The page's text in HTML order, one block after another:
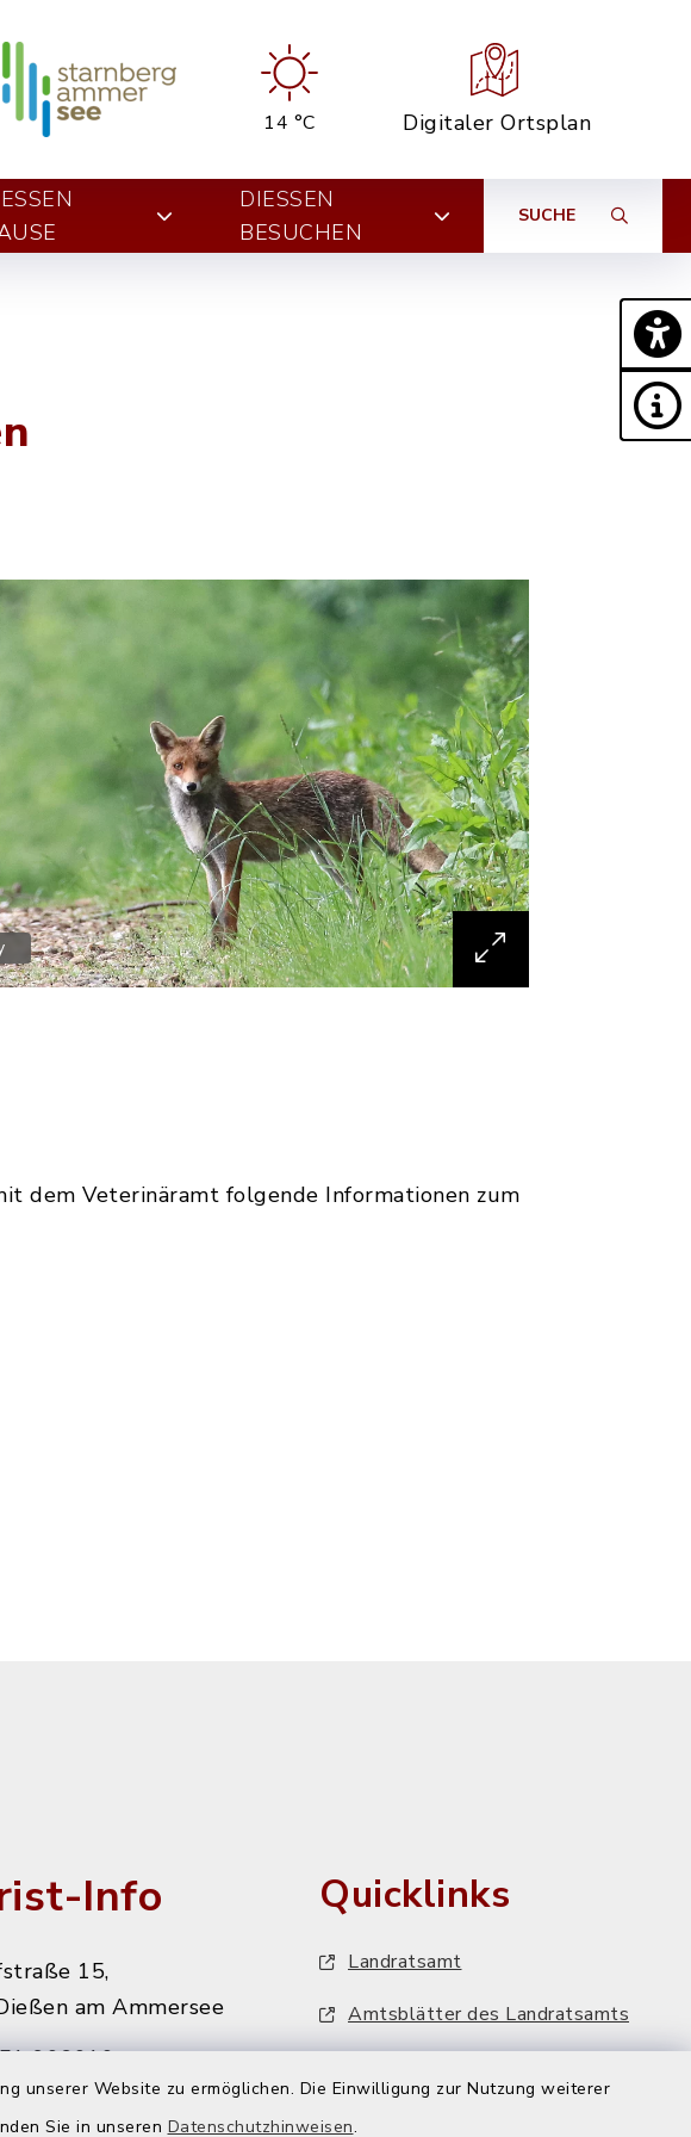
unserer Website zu ermöglichen. Die Einwilligung zur Nutzung weiterer
Sie in unseren Datenschutzhinweisen.
14 °C Digitaler Ortsplan
Z
DIESSEN B
ESUCHEN
SUCHE
dem Veterinäramt folgende Informationen zum
Info
15,
am Ammersee
906010
Quicklinks
Landratsamt
Amtsblätter des Landratsamts
VHS-Programm